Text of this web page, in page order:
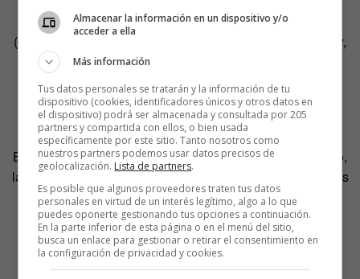
rápida de lo que pretende el creador en cuanto al género
(programa informativo, talk-show, documental, docu-reality,
etc.), la franja y el target.
CONCEPTO
El concepto incluye una breve descripción del mecanismo,
las intenciones del autor y la mecánica del programa. Unos
ejemplos:
————————————-
DESAHUCIOS A LO BESTIA
Almacenar la información en un dispositivo y/o
acceder a ella
Más información
Tus datos personales se tratarán y la información de tu
dispositivo (cookies, identificadores únicos y otros datos en
el dispositivo) podrá ser almacenada y consultada por 205
partners y compartida con ellos, o bien usada
específicamente por este sitio. Tanto nosotros como
nuestros partners podemos usar datos precisos de
geolocalización. Lista de partners.
Es posible que algunos proveedores traten tus datos
personales en virtud de un interés legítimo, algo a lo que
puedes oponerte gestionando tus opciones a continuación.
En la parte inferior de esta página o en el menú del sitio,
busca un enlace para gestionar o retirar el consentimiento en
la configuración de privacidad y cookies.